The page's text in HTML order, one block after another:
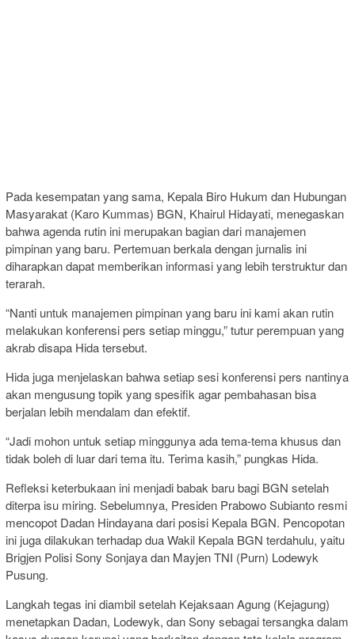
Pada kesempatan yang sama, Kepala Biro Hukum dan Hubungan
Masyarakat (Karo Kummas) BGN, Khairul Hidayati, menegaskan
bahwa agenda rutin ini merupakan bagian dari manajemen
pimpinan yang baru. Pertemuan berkala dengan jurnalis ini
diharapkan dapat memberikan informasi yang lebih terstruktur dan
terarah.
“Nanti untuk manajemen pimpinan yang baru ini kami akan rutin
melakukan konferensi pers setiap minggu,” tutur perempuan yang
akrab disapa Hida tersebut.
Hida juga menjelaskan bahwa setiap sesi konferensi pers nantinya
akan mengusung topik yang spesifik agar pembahasan bisa
berjalan lebih mendalam dan efektif.
“Jadi mohon untuk setiap minggunya ada tema-tema khusus dan
tidak boleh di luar dari tema itu. Terima kasih,” pungkas Hida.
Refleksi keterbukaan ini menjadi babak baru bagi BGN setelah
diterpa isu miring. Sebelumnya, Presiden Prabowo Subianto resmi
mencopot Dadan Hindayana dari posisi Kepala BGN. Pencopotan
ini juga dilakukan terhadap dua Wakil Kepala BGN terdahulu, yaitu
Brigjen Polisi Sony Sonjaya dan Mayjen TNI (Purn) Lodewyk
Pusung.
Langkah tegas ini diambil setelah Kejaksaan Agung (Kejagung)
menetapkan Dadan, Lodewyk, dan Sony sebagai tersangka dalam